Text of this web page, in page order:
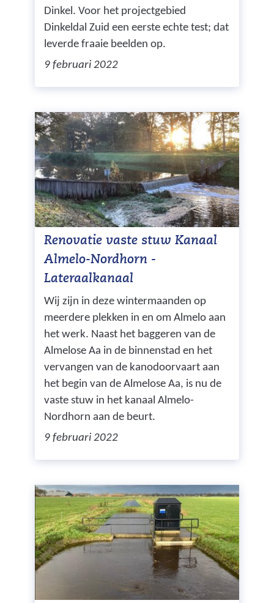
Dinkel. Voor het projectgebied
Dinkeldal Zuid een eerste echte test; dat
leverde fraaie beelden op.
9 februari 2022
Renovatie vaste stuw Kanaal
Almelo-Nordhorn -
Lateraalkanaal
Wij zijn in deze wintermaanden op
meerdere plekken in en om Almelo aan
het werk. Naast het baggeren van de
Almelose Aa in de binnenstad en het
vervangen van de kanodoorvaart aan
het begin van de Almelose Aa, is nu de
vaste stuw in het kanaal Almelo-
Nordhorn aan de beurt.
9 februari 2022